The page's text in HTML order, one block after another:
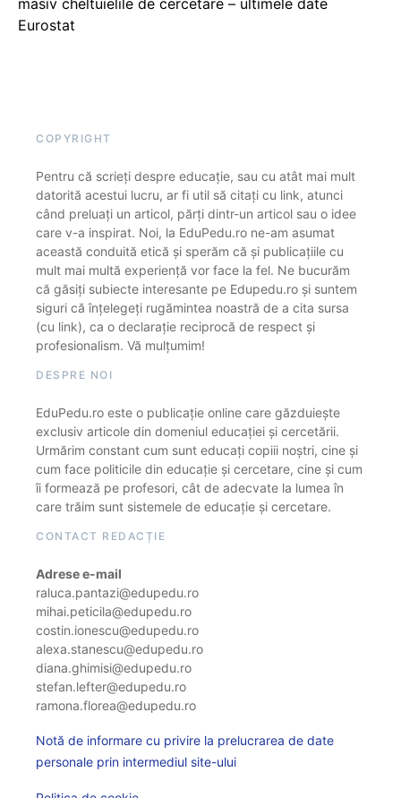
masiv cheltuielile de cercetare – ultimele date
Eurostat
COPYRIGHT
Pentru că scrieți despre educație, sau cu atât mai mult
datorită acestui lucru, ar fi util să citați cu link, atunci
când preluați un articol, părți dintr-un articol sau o idee
care v-a inspirat. Noi, la EduPedu.ro ne-am asumat
această conduită etică și sperăm că și publicațiile cu
mult mai multă experiență vor face la fel. Ne bucurăm
că găsiți subiecte interesante pe Edupedu.ro și suntem
siguri că înțelegeți rugămintea noastră de a cita sursa
(cu link), ca o declarație reciprocă de respect și
profesionalism. Vă mulțumim!
DESPRE NOI
EduPedu.ro este o publicație online care găzduiește
exclusiv articole din domeniul educației și cercetării.
Urmărim constant cum sunt educați copiii noștri, cine și
cum face politicile din educație și cercetare, cine și cum
îi formează pe profesori, cât de adecvate la lumea în
care trăim sunt sistemele de educație și cercetare.
CONTACT REDACȚIE
Adrese e-mail
raluca.pantazi@edupedu.ro
mihai.peticila@edupedu.ro
costin.ionescu@edupedu.ro
alexa.stanescu@edupedu.ro
diana.ghimisi@edupedu.ro
stefan.lefter@edupedu.ro
ramona.florea@edupedu.ro
Notă de informare cu privire la prelucrarea de date
personale prin intermediul site-ului